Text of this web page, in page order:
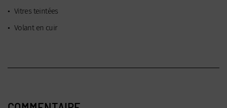
• Vitres teintées
• Volant en cuir